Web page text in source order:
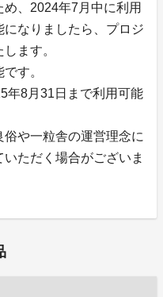
め、2024年7月中に利用
なりましたら、プロジ
ます。
す。
年8月31日まで利用可能
俗や一粒舎の運営理念に
ただく場合がございま